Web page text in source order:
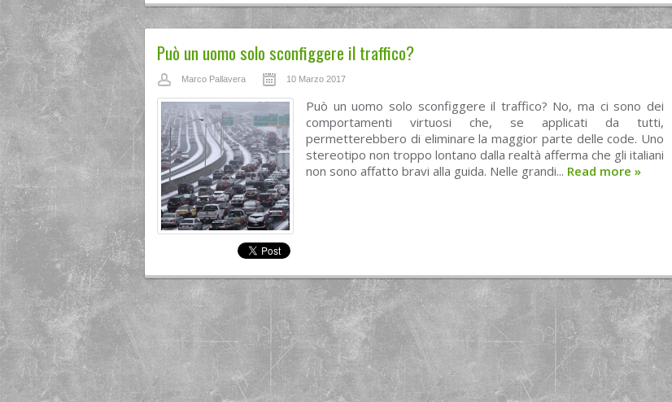
Può un uomo solo sconfiggere il traffico?
Marco Pallavera 10 Marzo 2017
Può un uomo solo sconfiggere il traffico? No, ma ci sono dei
comportamenti virtuosi che, se applicati da tutti,
permetterebbero di eliminare la maggior parte delle code. Uno
stereotipo non troppo lontano dalla realtà afferma che gli italiani
non sono affatto bravi alla guida. Nelle grandi... Read more »